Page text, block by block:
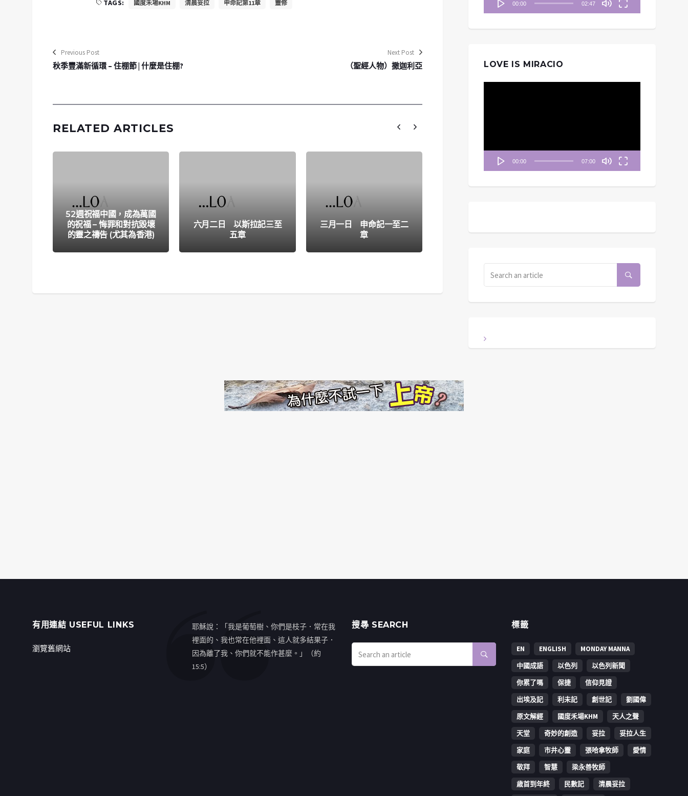
TAGS: 國度禾場KHM 清晨妥拉 申命記第11章 靈修
Previous Post
秋季豐滿新循環 – 住棚節 | 什麼是住棚?
Next Post
（聖經人物）撒迦利亞
RELATED ARTICLES
52週祝福中國，成為萬國
的祝福 – 悔罪和對抗毀壞
的靈之禱告 (尤其為香港)
六月二日 以斯拉記三至
五章
三月一日 申命記一至二
章
主
金錢和快樂未必有關
00:00 02:47
LOVE IS MIRACIO
00:00 07:00
有用連結 USEFUL LINKS
瀏覽舊網站
耶穌說：「我是葡萄樹、你們是枝子．常在我
裡面的、我也常在他裡面、這人就多結果子．
因為離了我、你們就不能作甚麼。」（約
15:5）
搜㝷 SEARCH 標籤
EN ENGLISH
MONDAY MANNA
中國成語
以色列
以色列新聞
你累了嗎
保捷
信仰見證
出埃及記
利未記 創世記
劉國偉
原文解經
國度禾場KHM
天人之聲
天堂
奇妙的創造 妥拉
妥拉人生
家庭
市井心靈 張哈拿牧師
愛情
敬拜
智慧
梁永善牧師
歳首到年終
民數記 清晨妥拉